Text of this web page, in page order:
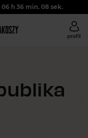
06 h 36 min. 07sek.